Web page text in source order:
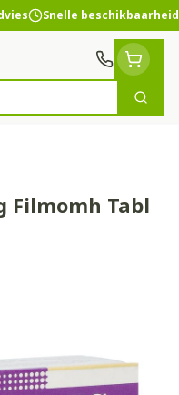
Snelle beschikbaarheid
Zoek
Filmomh Tabl